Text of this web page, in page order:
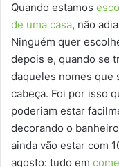
Quando estamos
de uma casa, não
Ninguém quer
depois e, quando se
daqueles nomes que
cabeça. Foi por isso
poderiam estar
decorando o
ainda vão estar com
agosto: tudo em